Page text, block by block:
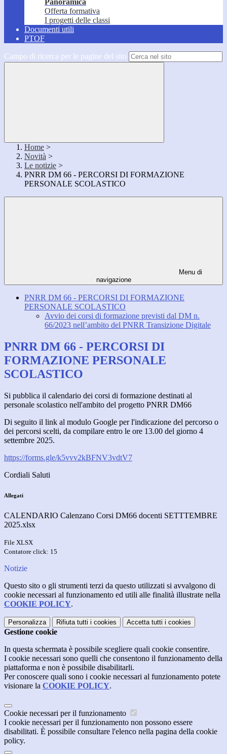
Panoramica
Offerta formativa
I progetti delle classi
Documenti utili
PTOF
Campo di ricerca per le pagine del sito
Home >
Novità >
Le notizie >
PNRR DM 66 - PERCORSI DI FORMAZIONE
PERSONALE SCOLASTICO
Menu di
navigazione
PNRR DM 66 - PERCORSI DI FORMAZIONE
PERSONALE SCOLASTICO
Avvio dei corsi di formazione previsti dal DM n.
66/2023 nell’ambito del PNRR Transizione Digitale
PNRR DM 66 - PERCORSI DI
FORMAZIONE PERSONALE
SCOLASTICO
Si pubblica il calendario dei corsi di formazione destinati al
personale scolastico nell'ambito del progetto PNRR DM66
Di seguito il link al modulo Google per l'indicazione del percorso o
dei percorsi scelti, da compilare entro le ore 13.00 del giorno 4
settembre 2025.
https://forms.gle/k5vvv2kBFNV3vdtV7
Cordiali Saluti
Allegati
CALENDARIO Calenzano Corsi DM66 docenti SETTTEMBRE
2025.xlsx
File XLSX
Contatore click: 15
Notizie
Questo sito o gli strumenti terzi da questo utilizzati si avvalgono di
cookie necessari al funzionamento ed utili alle finalità illustrate nella
COOKIE POLICY.
Personalizza Rifiuta tutti i cookies Accetta tutti i cookies
Gestione cookie
In questa schermata è possibile scegliere quali cookie consentire.
I cookie necessari sono quelli che consentono il funzionamento della
piattaforma e non è possibile disabilitarli.
Per conoscere quali sono i cookie necessari al funzionamento potete
visionare la COOKIE POLICY.
Cookie necessari per il funzionamento
I cookie necessari per il funzionamento non possono essere
disabilitati. È possibile consultare l'elenco nella pagina della cookie
policy.